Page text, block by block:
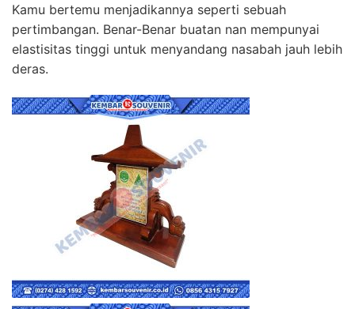
Kamu bertemu menjadikannya seperti sebuah
pertimbangan. Benar-Benar buatan nan mempunyai
elastisitas tinggi untuk menyandang nasabah jauh lebih
deras.